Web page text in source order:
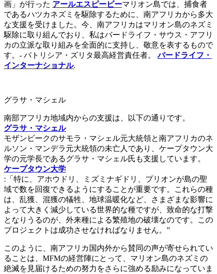
画」が行った アールエスピービーマリオン島では、捕食者
であるハツカネズミを駆除するために、南アフリカから多大
な支援を受けました。今、南アフリカはマリオン島のネズミ
駆除に取り組んでおり、私はバードライフ・サウス・アフリ
カの立派な取り組みを全面的に支持し、敬意を表するもので
す。- パトリシア・ズリタ最高経営責任者。バードライフ・
インターナショナル.
グラサ・マシェル
南部アフリカ地域内からの支援は、以下の通りです。
グラサ・マシェル
モザンビークのサモラ・マシェル元大統領と南アフリカのネ
ルソン・マンデラ元大統領の未亡人であり、ケープタウン大
学の元学長であるグラサ・マシェル氏も支援しています。
ケープタウン大学
:「特に、アホウドリ、ミズミナギドリ、プリオンが島の聖
域で数を回復できるようにすることが重要です。これらの種
は、乱獲、混獲の犠牲、地球温暖化など、さまざまな影響に
よって大きく減少している世界的な種ですが、致命的な打撃
となりうるのが、外来種による繁殖地の破壊なのです。この
プロジェクトは成功させなければなりません。”
このように、南アフリカ国内外から賛同の声が寄せられてい
ることは、MFMの経営陣にとって、マリオン島のネズミの
絶滅を見届けるための努力をさらに強める励みになっていま